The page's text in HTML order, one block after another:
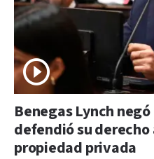
Benegas Lynch
defendió su derecho
propiedad privada